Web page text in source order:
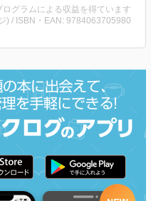
グラムによる収益を得ています
) / ISBN・EAN: 9784063705980